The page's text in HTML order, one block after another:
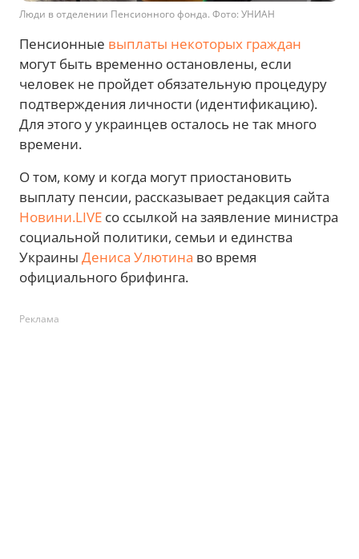
Люди в отделении Пенсионного фонда. Фото: УНИАН
Пенсионные выплаты некоторых граждан
могут быть временно остановлены, если
человек не пройдет обязательную процедуру
подтверждения личности (идентификацию).
Для этого у украинцев осталось не так много
времени.
О том, кому и когда могут приостановить
выплату пенсии, рассказывает редакция сайта
Новини.LIVE со ссылкой на заявление министра
социальной политики, семьи и единства
Украины Дениса Улютина во время
официального брифинга.
Реклама